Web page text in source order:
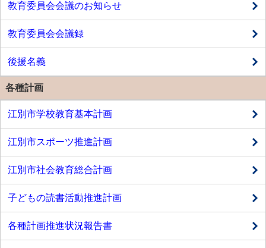
教育委員会会議のお知らせ
教育委員会会議録
後援名義
各種計画
江別市学校教育基本計画
江別市スポーツ推進計画
江別市社会教育総合計画
子どもの読書活動推進計画
各種計画推進状況報告書